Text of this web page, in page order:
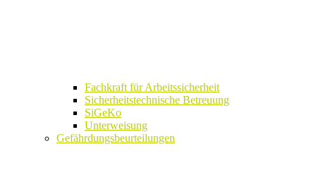
Fachkraft für Arbeitssicherheit
Sicherheitstechnische Betreuung
SiGeKo
Unterweisung
Gefährdungsbeurteilungen